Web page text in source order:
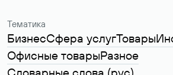
Тематика
БизнесСфера услугТовары
Офисные товарыРазное